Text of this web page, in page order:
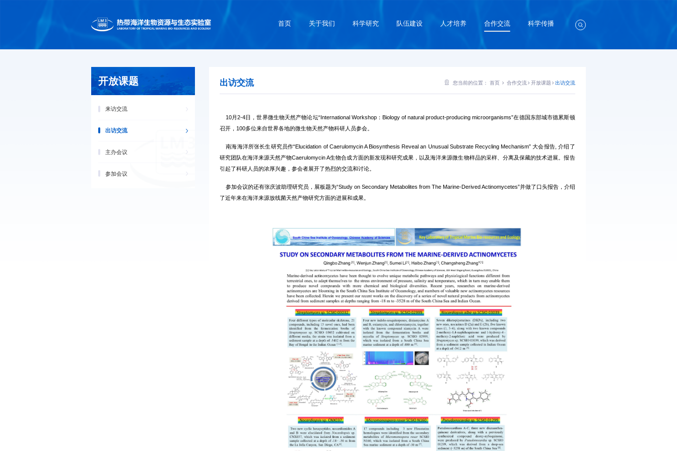
首页 关于我们 科学研究 队伍建设 人才培养 合作交流 科学传播
开放课题
来访交流
出访交流
主办会议
参加会议
出访交流 您当前的位置： 首页 合作交流 开放课题 出访交流
10月2-4日，世界微生物天然产物论坛“International Workshop：Biology of natural product-producing microorganisms”在德国东部城市德累斯顿
召开，100多位来自世界各地的微生物天然产物科研人员参会。
南海海洋所张长生研究员作“Elucidation of Caerulomycin A Biosynthesis Reveal an Unusual Substrate Recycling Mechanism” 大会报告, 介绍了
研究团队在海洋来源天然产物Caerulomycin A生物合成方面的新发现和研究成果，以及海洋来源微生物样品的采样、分离及保藏的技术进展。报告
引起了科研人员的浓厚兴趣，参会者展开了热烈的交流和讨论。
参加会议的还有张庆波助理研究员，展板题为“Study on Secondary Metabolites from The Marine-Derived Actinomycetes”并做了口头报告，介绍
了近年来在海洋来源放线菌天然产物研究方面的进展和成果。